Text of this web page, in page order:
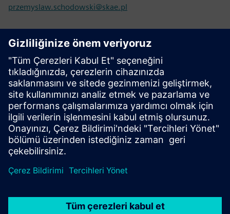
przemyslaw.schodowski@skae.pl
Bizimle iletişime geçin